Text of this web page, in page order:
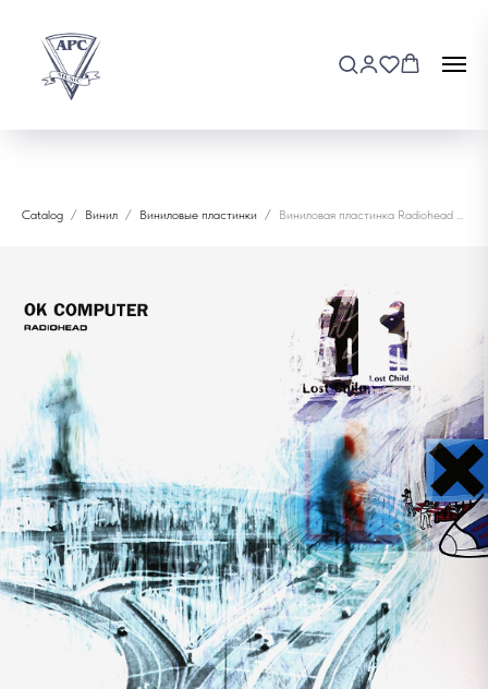
Catalog Винил Виниловые пластинки Виниловая пластинка Radiohead - OK Computer